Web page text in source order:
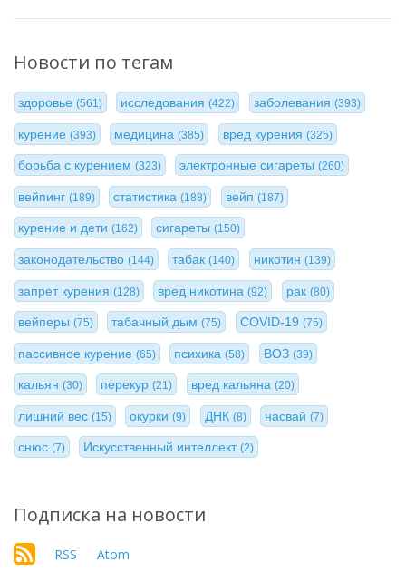
Новости по тегам
здоровье (561) исследования(422) заболевания (393)
курение (393) медицина(385) вред курения (325)
борьба с курением (323) электронные сигареты(260)
вейпинг (189) статистика(188) вейп (187)
курение и дети (162) сигареты(150)
законодательство (144) табак(140) никотин (139)
запрет курения (128) вред никотина(92) рак (80)
вейперы (75) табачный дым(75) COVID-19 (75)
пассивное курение (65) психика(58) ВОЗ (39)
кальян (30) перекур(21) вред кальяна (20)
лишний вес (15) окурки(9) ДНК (8) насвай(7)
снюс (7) Искусственный интеллект(2)
Подписка на новости
RSS Atom